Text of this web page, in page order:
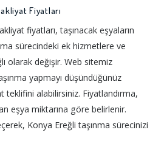
Fiyatları
fiyatları, taşınacak eşyaların
sürecindeki ek hizmetlere ve
olarak değişir. Web sitemiz
yapmayı düşündüğünüz
alabilirsiniz. Fiyatlandırma,
eşya miktarına göre belirlenir.
Konya Ereğli taşınma sürecinizi